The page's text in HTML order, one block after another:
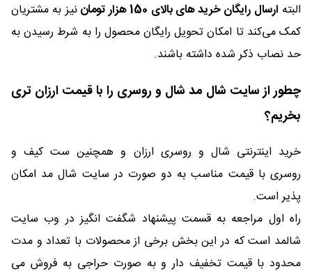
البته ارسال رایگان خرید های بالای 150 هزار تومان
نیز به مشتریان
کمک می‌کند تا امکان تحویل رایگان محصول را به شرط رسیدن به
حد نصاب ذکر شده داشته باشند.
چطور از سایت شال مد شال و روسری را با قیمت ارزان تری
بخریم؟
خرید اینترنتی شال و روسری ارزان و همچنین ست کیف و
روسری با قیمت مناسب به دو صورت در سایت شال مد امکان
پذیر است.
راه اول مراجعه به قسمت پیشنهاد شگفت انگیز در وب سایت
شالمد است که در این بخش برخی از محصولات با تعداد و مدت
محدود با قیمت تخفیف دار و به صورت حراجی به فروش می